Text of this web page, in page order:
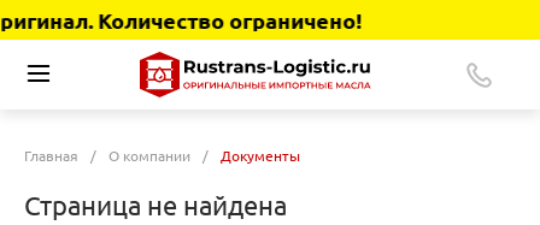
Количество ограничено!
Главная / О компании / Документы
Страница не найдена